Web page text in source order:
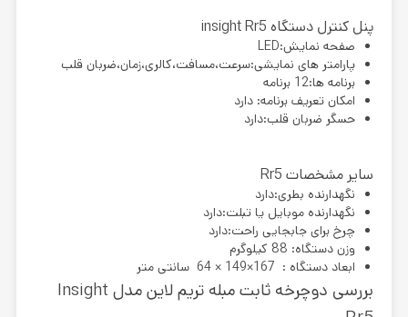
پنل کنترل دستگاه insight Rr5
صفحه نمایش:LED
پارامتر های نمایشی:سرعت،مسافت،کالری،زمان،ضربان قلب
برنامه ها:12 برنامه
امکان تعریف برنامه: دارد
حسگر ضربان قلب:دارد
سایر مشخصات Rr5
نگهدارنده بطری:دارد
نگهدارنده موبایل یا تبلت:دارد
چرخ برای جابجایی راحت:دارد
وزن دستگاه: 88 کیلوگرم
ابعاد دستگاه : 167×149 × 64 سانتی متر
بررسی دوچرخه ثابت مبله تریم لاین مدل Insight